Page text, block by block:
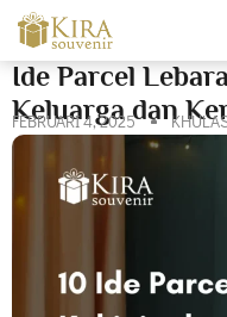
Ide Parcel
Keluarga dan
FEBRUARI 4, 2025